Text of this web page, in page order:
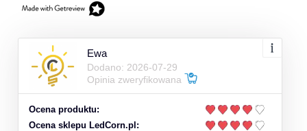
Ewa
Dodano: 2026-07-29
Opinia zweryfikowana
Ocena produktu:
Ocena sklepu LedCorn.pl: